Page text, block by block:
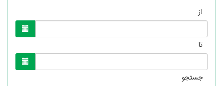
از
تا
جستجو